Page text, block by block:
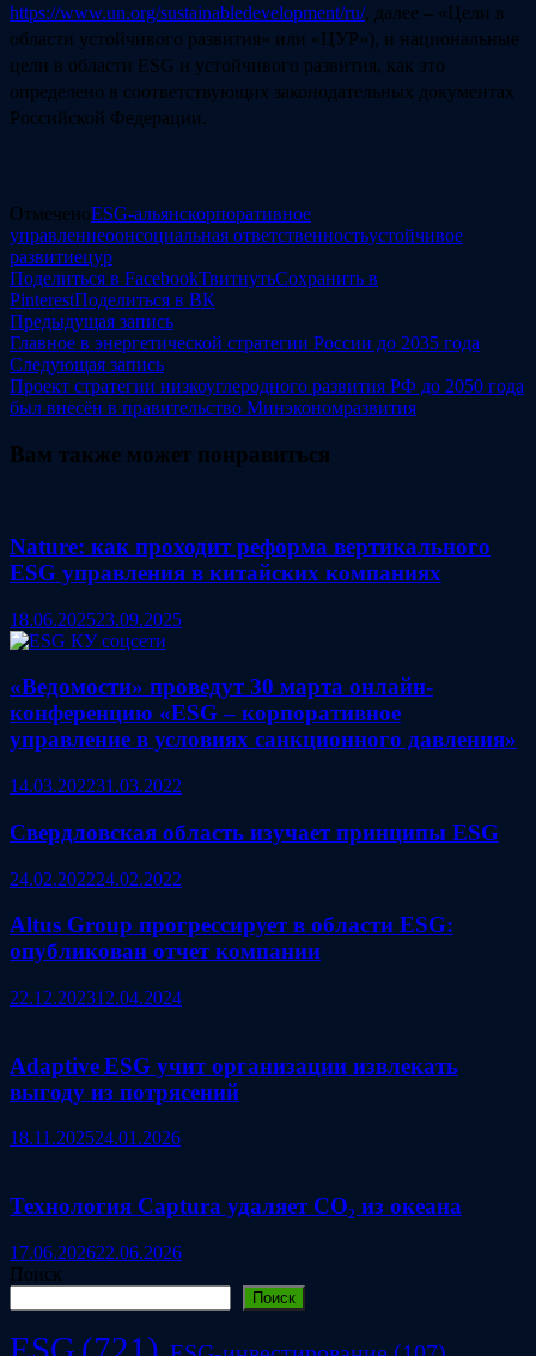
https://www.un.org/sustainabledevelopment/ru/, далее – «Цели в
области устойчивого развития» или «ЦУР»), и национальные
цели в области ESG и устойчивого развития, как это
определено в соответствующих законодательных документах
Российской Федерации.
ОтмеченоESG-альянскорпоративное
управлениеоонсоциальная ответственностьустойчивое
развитиецур
Поделиться в FacebookТвитнутьСохранить в
PinterestПоделиться в ВК
Навигация
по
записям
Предыдущая записьПредыдущая
запись:
Главное в энергетической стратегии России до 2035 года
Следующая записьСледующая
запись:
Проект стратегии низкоуглеродного развития РФ до 2050 года
был внесён в правительство Минэкономразвития
Вам также может понравиться
Nature: как проходит реформа вертикального
ESG управления в китайских компаниях
18.06.202523.09.2025
«Ведомости» проведут 30 марта онлайн-
конференцию «ESG – корпоративное
управление в условиях санкционного давления»
14.03.202231.03.2022
Свердловская область изучает принципы ESG
24.02.202224.02.2022
Altus Group прогрессирует в области ESG:
опубликован отчет компании
22.12.202312.04.2024
Adaptive ESG учит организации извлекать
выгоду из потрясений
18.11.202524.01.2026
Технология Captura удаляет CO₂ из океана
17.06.202622.06.2026
Поиск
Поиск